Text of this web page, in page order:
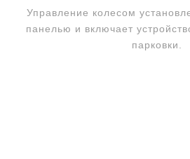
Управление колесом
панелью и включает
парковки.